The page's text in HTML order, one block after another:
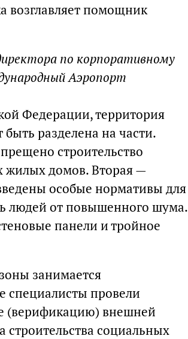
возглавляет помощник
по корпоративному
Аэропорт
Федерации, территория
разделена на части.
строительство
жилых домов. Вторая —
особые нормативы для
людей от повышенного шума.
панели и тройное
занимается
специалисты провели
(верификацию) внешней
социальных